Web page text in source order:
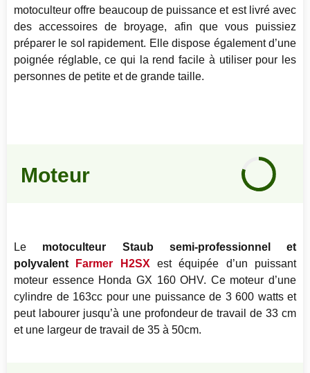
motoculteur offre beaucoup de puissance et est livré avec
des accessoires de broyage, afin que vous puissiez
préparer le sol rapidement. Elle dispose également d’une
poignée réglable, ce qui la rend facile à utiliser pour les
personnes de petite et de grande taille.
Moteur
avis
80%
Le motoculteur Staub semi-professionnel et
polyvalent
Farmer H2SXest équipée d’un puissant
moteur essence Honda GX 160 OHV. Ce moteur d’une
cylindre de 163cc pour une puissance de 3 600 watts et
peut labourer jusqu’à une profondeur de travail de 33 cm
et une largeur de travail de 35 à 50cm.